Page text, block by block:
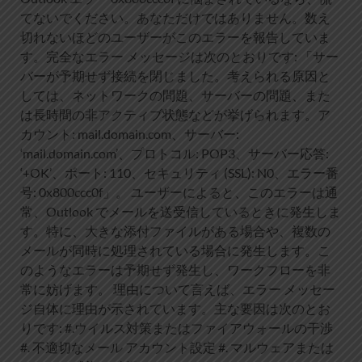
てないでください。あなただけではありません。数え
切れないほどのユーザーがこのエラーを報告していま
す。完全なエラー メッセージは次のとおりです: 「サー
バーが予期せず接続を閉じました。考えられる原因と
しては、ネットワークの問題、サーバーの問題、また
は長時間の非アクティブ状態などが挙げられます。ア
カウント: mail.domain.com、サーバー:
‘mail.domain.com’、プロトコル: POP3、サーバー応答:
‘+OK’、ポート: 110、セキュリティ (SSL): N0、エラー番
号: 0x800ccc0f」。 ユーザーによると、このエラーは通
常、Outlook でメールを送受信しているときに発生しま
す。特に、大きな添付ファイルがある場合や、複数の
メールが同時に処理されている場合に発生します。こ
のようなエラーは予期せず発生し、ワークフローを非
常に妨げます。 理由について言えば、エラー メッセー
ジ自体に理由が示されています。主な要因は次のとお
りです: #.ウイルス対策またはファイアウォールの干渉
#. 不適切なメール アカウント設定 #. マルウェアまたは